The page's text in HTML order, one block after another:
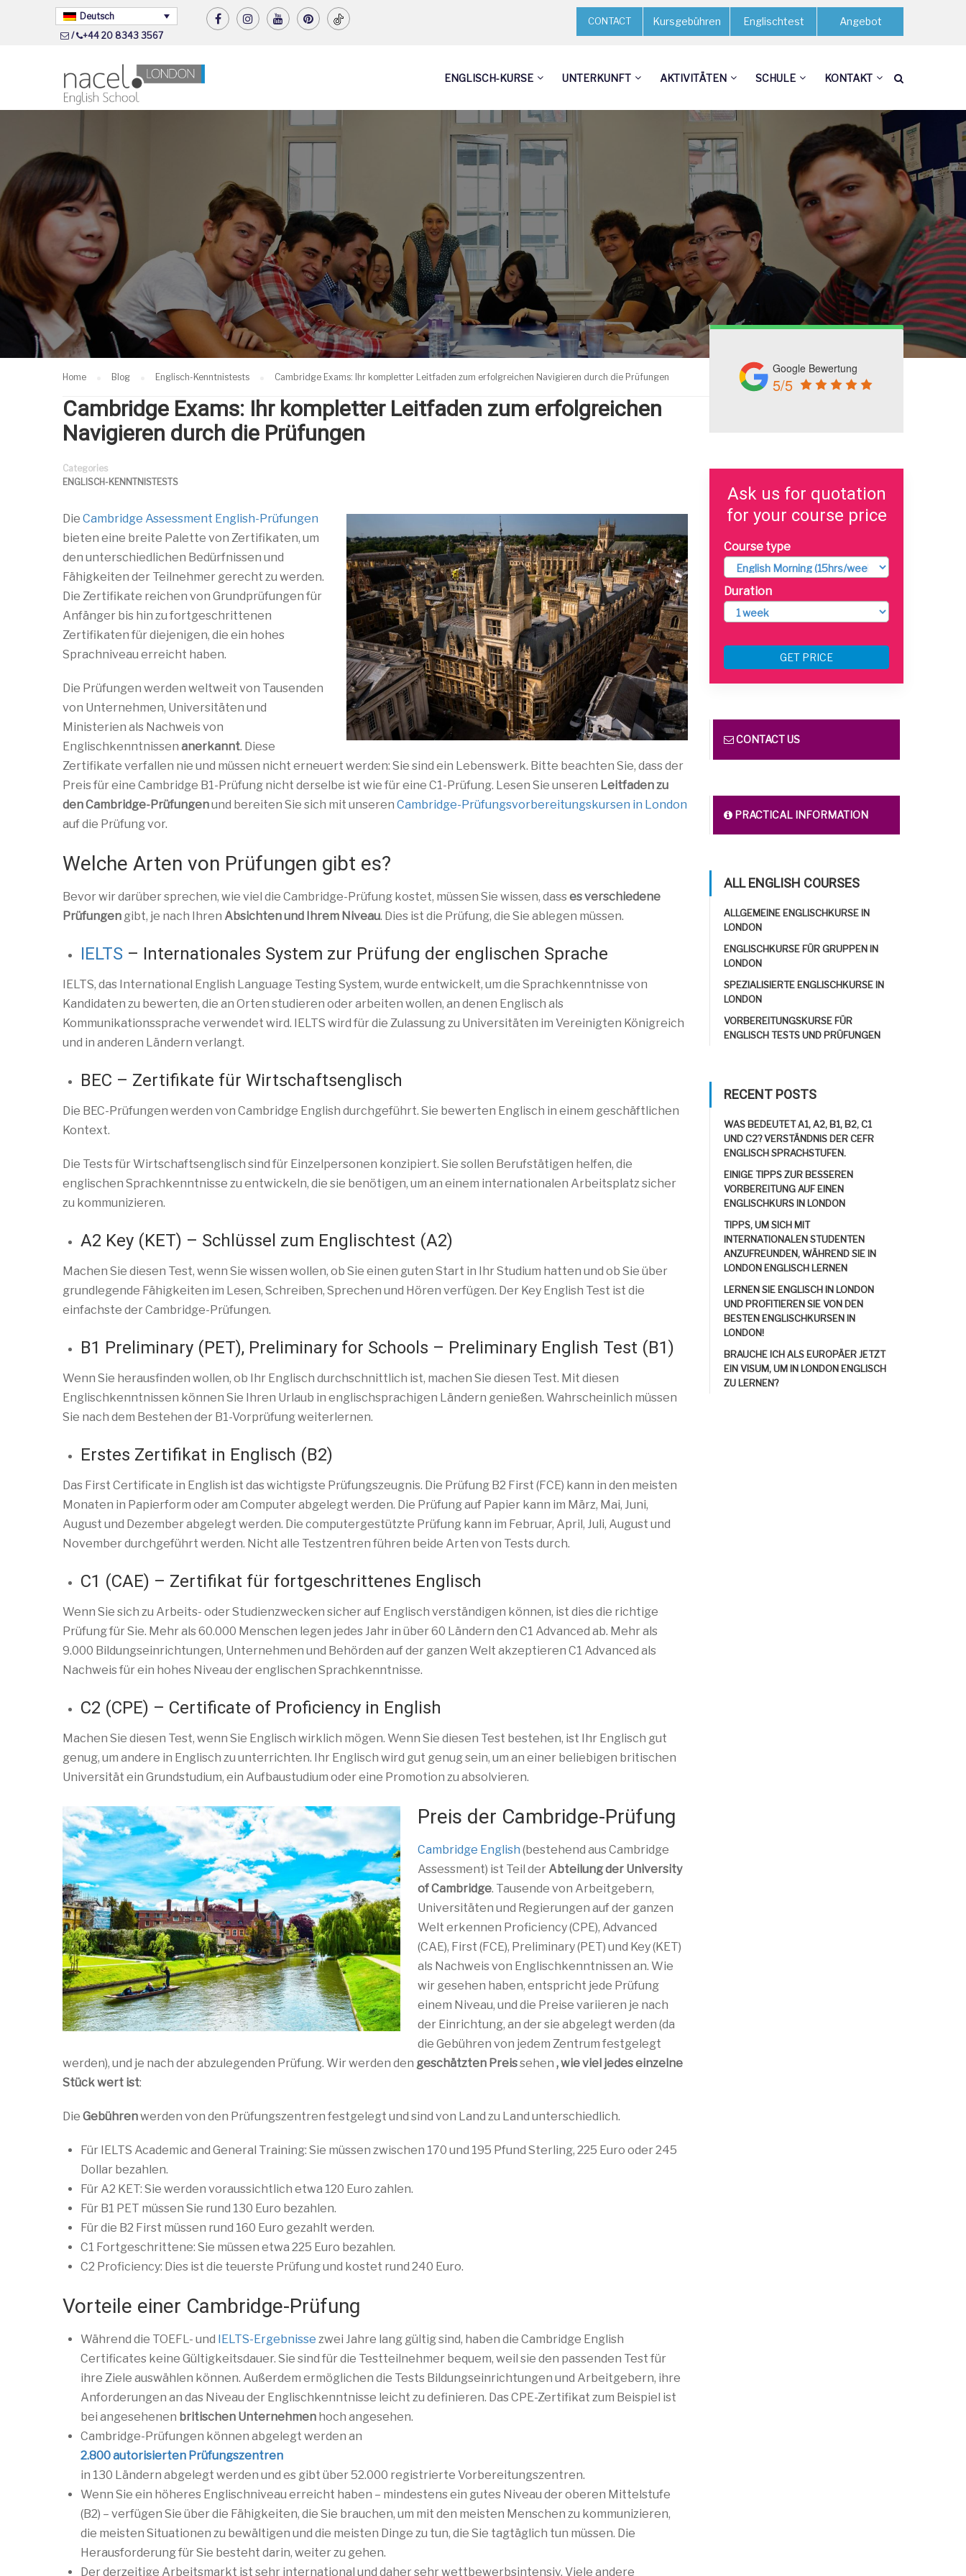
Deutsch
/
+44 20 8343 3567
Angebot
Englischtest
Kursgebühren
CONTACT
ENGLISCH-KURSE UNTERKUNFT AKTIVITÄTEN SCHULE KONTAKT
Home Blog Englisch-Kenntnistests Cambridge Exams: Ihr kompletter Leitfaden zum erfolgreichen Navigieren durch die Prüfungen
Cambridge Exams: Ihr kompletter Leitfaden zum erfolgreichen
Navigieren durch die Prüfungen
Categories
ENGLISCH-KENNTNISTESTS
Die Cambridge Assessment English-Prüfungen
bieten eine breite Palette von Zertifikaten, um
den unterschiedlichen Bedürfnissen und
Fähigkeiten der Teilnehmer gerecht zu werden.
Die Zertifikate reichen von Grundprüfungen für
Anfänger bis hin zu fortgeschrittenen
Zertifikaten für diejenigen, die ein hohes
Sprachniveau erreicht haben.
Die Prüfungen werden weltweit von Tausenden
von Unternehmen, Universitäten und
Ministerien als Nachweis von
Englischkenntnissen anerkannt. Diese
Zertifikate verfallen nie und müssen nicht erneuert werden: Sie sind ein Lebenswerk. Bitte beachten Sie, dass der
Preis für eine Cambridge B1-Prüfung nicht derselbe ist wie für eine C1-Prüfung. Lesen Sie unseren Leitfaden zu
den Cambridge-Prüfungenund bereiten Sie sich mit unseren Cambridge-Prüfungsvorbereitungskursen in London
auf die Prüfung vor.
Welche Arten von Prüfungen gibt es?
Bevor wir darüber sprechen, wie viel die Cambridge-Prüfung kostet, müssen Sie wissen, dass es verschiedene
Prüfungen gibt, je nach Ihren Absichten und Ihrem Niveau. Dies ist die Prüfung, die Sie ablegen müssen.
IELTS – Internationales System zur Prüfung der englischen Sprache
IELTS, das International English Language Testing System, wurde entwickelt, um die Sprachkenntnisse von
Kandidaten zu bewerten, die an Orten studieren oder arbeiten wollen, an denen Englisch als
Kommunikationssprache verwendet wird. IELTS wird für die Zulassung zu Universitäten im Vereinigten Königreich
und in anderen Ländern verlangt.
BEC – Zertifikate für Wirtschaftsenglisch
Die BEC-Prüfungen werden von Cambridge English durchgeführt. Sie bewerten Englisch in einem geschäftlichen
Kontext.
Die Tests für Wirtschaftsenglisch sind für Einzelpersonen konzipiert. Sie sollen Berufstätigen helfen, die
englischen Sprachkenntnisse zu entwickeln, die sie benötigen, um an einem internationalen Arbeitsplatz sicher
zu kommunizieren.
A2 Key (KET) – Schlüssel zum Englischtest (A2)
Machen Sie diesen Test, wenn Sie wissen wollen, ob Sie einen guten Start in Ihr Studium hatten und ob Sie über
grundlegende Fähigkeiten im Lesen, Schreiben, Sprechen und Hören verfügen. Der Key English Test ist die
einfachste der Cambridge-Prüfungen.
B1 Preliminary (PET), Preliminary for Schools – Preliminary English Test (B1)
Wenn Sie herausfinden wollen, ob Ihr Englisch durchschnittlich ist, machen Sie diesen Test. Mit diesen
Englischkenntnissen können Sie Ihren Urlaub in englischsprachigen Ländern genießen. Wahrscheinlich müssen
Sie nach dem Bestehen der B1-Vorprüfung weiterlernen.
Erstes Zertifikat in Englisch (B2)
Das First Certificate in English ist das wichtigste Prüfungszeugnis. Die Prüfung B2 First (FCE) kann in den meisten
Monaten in Papierform oder am Computer abgelegt werden. Die Prüfung auf Papier kann im März, Mai, Juni,
August und Dezember abgelegt werden. Die computergestützte Prüfung kann im Februar, April, Juli, August und
November durchgeführt werden. Nicht alle Testzentren führen beide Arten von Tests durch.
C1 (CAE) – Zertifikat für fortgeschrittenes Englisch
Wenn Sie sich zu Arbeits- oder Studienzwecken sicher auf Englisch verständigen können, ist dies die richtige
Prüfung für Sie. Mehr als 60.000 Menschen legen jedes Jahr in über 60 Ländern den C1 Advanced ab. Mehr als
9.000 Bildungseinrichtungen, Unternehmen und Behörden auf der ganzen Welt akzeptieren C1 Advanced als
Nachweis für ein hohes Niveau der englischen Sprachkenntnisse.
C2 (CPE) – Certificate of Proficiency in English
Machen Sie diesen Test, wenn Sie Englisch wirklich mögen. Wenn Sie diesen Test bestehen, ist Ihr Englisch gut
genug, um andere in Englisch zu unterrichten. Ihr Englisch wird gut genug sein, um an einer beliebigen britischen
Universität ein Grundstudium, ein Aufbaustudium oder eine Promotion zu absolvieren.
Preis der Cambridge-Prüfung
Cambridge English (bestehend aus Cambridge
Assessment) ist Teil der Abteilung der University
of Cambridge. Tausende von Arbeitgebern,
Universitäten und Regierungen auf der ganzen
Welt erkennen Proficiency (CPE), Advanced
(CAE), First (FCE), Preliminary (PET) und Key (KET)
als Nachweis von Englischkenntnissen an. Wie
wir gesehen haben, entspricht jede Prüfung
einem Niveau, und die Preise variieren je nach
der Einrichtung, an der sie abgelegt werden (da
die Gebühren von jedem Zentrum festgelegt
werden), und je nach der abzulegenden Prüfung. Wir werden den geschätzten Preissehen , wie viel jedes einzelne
Stück wert ist:
Die Gebührenwerden von den Prüfungszentren festgelegt und sind von Land zu Land unterschiedlich.
Für IELTS Academic and General Training: Sie müssen zwischen 170 und 195 Pfund Sterling, 225 Euro oder 245
Dollar bezahlen.
Für A2 KET: Sie werden voraussichtlich etwa 120 Euro zahlen.
Für B1 PET müssen Sie rund 130 Euro bezahlen.
Für die B2 First müssen rund 160 Euro gezahlt werden.
C1 Fortgeschrittene: Sie müssen etwa 225 Euro bezahlen.
C2 Proficiency: Dies ist die teuerste Prüfung und kostet rund 240 Euro.
Vorteile einer Cambridge-Prüfung
Während die TOEFL- und IELTS-Ergebnisse zwei Jahre lang gültig sind, haben die Cambridge English
Certificates keine Gültigkeitsdauer. Sie sind für die Testteilnehmer bequem, weil sie den passenden Test für
ihre Ziele auswählen können. Außerdem ermöglichen die Tests Bildungseinrichtungen und Arbeitgebern, ihre
Anforderungen an das Niveau der Englischkenntnisse leicht zu definieren. Das CPE-Zertifikat zum Beispiel ist
bei angesehenen britischen Unternehmen hoch angesehen.
Cambridge-Prüfungen können abgelegt werden an
2.800 autorisierten Prüfungszentren
in 130 Ländern abgelegt werden und es gibt über 52.000 registrierte Vorbereitungszentren.
Wenn Sie ein höheres Englischniveau erreicht haben – mindestens ein gutes Niveau der oberen Mittelstufe
(B2) – verfügen Sie über die Fähigkeiten, die Sie brauchen, um mit den meisten Menschen zu kommunizieren,
die meisten Situationen zu bewältigen und die meisten Dinge zu tun, die Sie tagtäglich tun müssen. Die
Herausforderung für Sie besteht darin, weiter zu gehen.
Der derzeitige Arbeitsmarkt ist sehr international und daher sehr wettbewerbsintensiv. Viele andere
Google Bewertung
5/5
Ask us for quotation
for your course price
Course type
Duration
GET PRICE
CONTACT US
PRACTICAL INFORMATION
ALL ENGLISH COURSES
ALLGEMEINE ENGLISCHKURSE IN
LONDON
ENGLISCHKURSE FÜR GRUPPEN IN
LONDON
SPEZIALISIERTE ENGLISCHKURSE IN
LONDON
VORBEREITUNGSKURSE FÜR
ENGLISCH TESTS UND PRÜFUNGEN
RECENT POSTS
WAS BEDEUTET A1, A2, B1, B2, C1
UND C2? VERSTÄNDNIS DER CEFR
ENGLISCH SPRACHSTUFEN.
EINIGE TIPPS ZUR BESSEREN
VORBEREITUNG AUF EINEN
ENGLISCHKURS IN LONDON
TIPPS, UM SICH MIT
INTERNATIONALEN STUDENTEN
ANZUFREUNDEN, WÄHREND SIE IN
LONDON ENGLISCH LERNEN
LERNEN SIE ENGLISCH IN LONDON
UND PROFITIEREN SIE VON DEN
BESTEN ENGLISCHKURSEN IN
LONDON!
BRAUCHE ICH ALS EUROPÄER JETZT
EIN VISUM, UM IN LONDON ENGLISCH
ZU LERNEN?